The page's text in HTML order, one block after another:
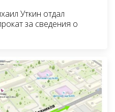
Уткин отдал
за сведения о